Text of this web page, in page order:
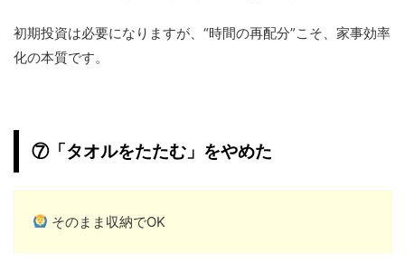
初期投資は必要になりますが、“時間の再配分”こそ、家事効率
化の本質です。
⑦「タオルをたたむ」をやめた
そのまま収納でOK